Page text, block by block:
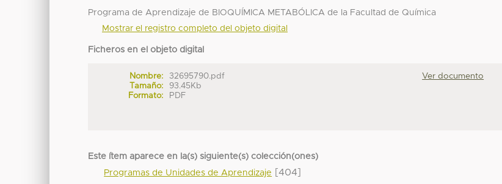
Programa de Aprendizaje de BIOQUÍMICA METABÓLICA de la Facultad de Química
Mostrar el registro completo del objeto digital
Ficheros en el objeto digital
Nombre:
32695790.pdf
Tamaño:
93.45Kb
Formato:
PDF
Ver documento
Este ítem aparece en la(s) siguiente(s) colección(ones)
Programas de Unidades de Aprendizaje
[404]